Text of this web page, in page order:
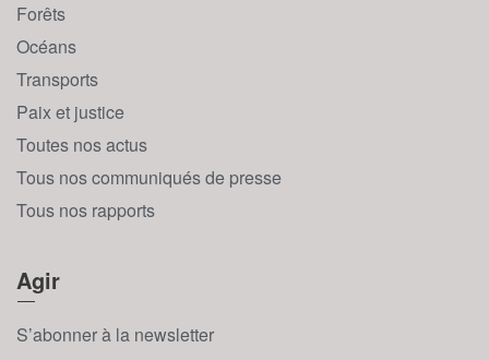
Forêts
Océans
Transports
Paix et justice
Toutes nos actus
Tous nos communiqués de presse
Tous nos rapports
Agir
S’abonner à la newsletter